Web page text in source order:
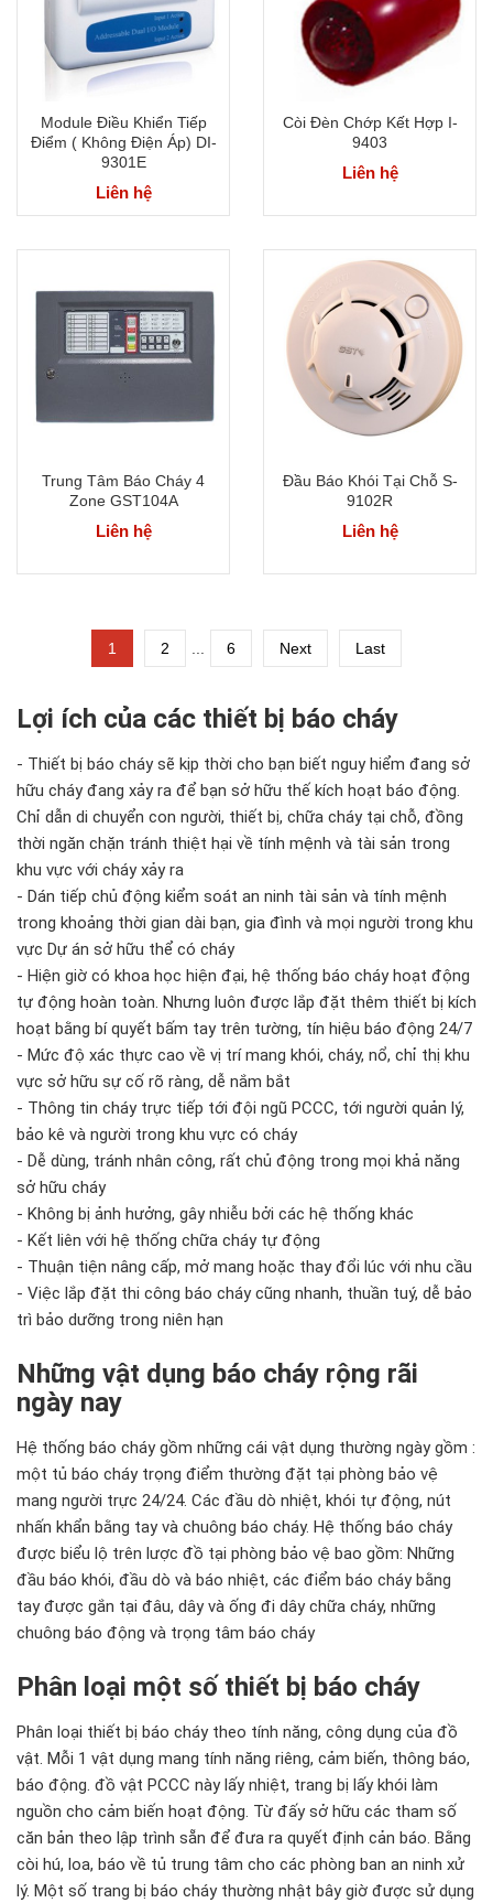
Module Điều Khiển Tiếp
Điểm ( Không Điện Áp) DI-
9301E
Liên hệ
Còi Đèn Chớp Kết Hợp I-
9403
Liên hệ
Trung Tâm Báo Cháy 4
Zone GST104A
Liên hệ
Đầu Báo Khói Tại Chỗ S-
9102R
Liên hệ
1 2 6 Next Last
Lợi ích của các thiết bị báo cháy
- Thiết bị báo cháy sẽ kịp thời cho bạn biết nguy hiểm đang sở
hữu cháy đang xảy ra để bạn sở hữu thế kích hoạt báo động.
Chỉ dẫn di chuyển con người, thiết bị, chữa cháy tại chỗ, đồng
thời ngăn chặn tránh thiệt hại về tính mệnh và tài sản trong
khu vực với cháy xảy ra
- Dán tiếp chủ động kiểm soát an ninh tài sản và tính mệnh
trong khoảng thời gian dài bạn, gia đình và mọi người trong khu
vực Dự án sở hữu thể có cháy
- Hiện giờ có khoa học hiện đại, hệ thống báo cháy hoạt động
tự động hoàn toàn. Nhưng luôn được lắp đặt thêm thiết bị kích
hoạt bằng bí quyết bấm tay trên tường, tín hiệu báo động 24/7
- Mức độ xác thực cao về vị trí mang khói, cháy, nổ, chỉ thị khu
vực sở hữu sự cố rõ ràng, dễ nắm bắt
- Thông tin cháy trực tiếp tới đội ngũ PCCC, tới người quản lý,
bảo kê và người trong khu vực có cháy
- Dễ dùng, tránh nhân công, rất chủ động trong mọi khả năng
sở hữu cháy
- Không bị ảnh hưởng, gây nhiễu bởi các hệ thống khác
- Kết liên với hệ thống chữa cháy tự động
- Thuận tiện nâng cấp, mở mang hoặc thay đổi lúc với nhu cầu
- Việc lắp đặt thi công báo cháy cũng nhanh, thuần tuý, dễ bảo
trì bảo dưỡng trong niên hạn
Những vật dụng báo cháy rộng rãi
ngày nay
Hệ thống báo cháy gồm những cái vật dụng thường ngày gồm :
một tủ báo cháy trọng điểm thường đặt tại phòng bảo vệ
mang người trực 24/24. Các đầu dò nhiệt, khói tự động, nút
nhấn khẩn bằng tay và chuông báo cháy. Hệ thống báo cháy
được biểu lộ trên lược đồ tại phòng bảo vệ bao gồm: Những
đầu báo khói, đầu dò và báo nhiệt, các điểm báo cháy bằng
tay được gắn tại đâu, dây và ống đi dây chữa cháy, những
chuông báo động và trọng tâm báo cháy
Phân loại một số thiết bị báo cháy
Phân loại thiết bị báo cháy theo tính năng, công dụng của đồ
vật. Mỗi 1 vật dụng mang tính năng riêng, cảm biến, thông báo,
báo động. đồ vật PCCC này lấy nhiệt, trang bị lấy khói làm
nguồn cho cảm biến hoạt động. Từ đấy sở hữu các tham số
căn bản theo lập trình sẵn để đưa ra quyết định cản báo. Bằng
còi hú, loa, báo về tủ trung tâm cho các phòng ban an ninh xử
lý. Một số trang bị báo cháy thường nhật bây giờ được sử dụng